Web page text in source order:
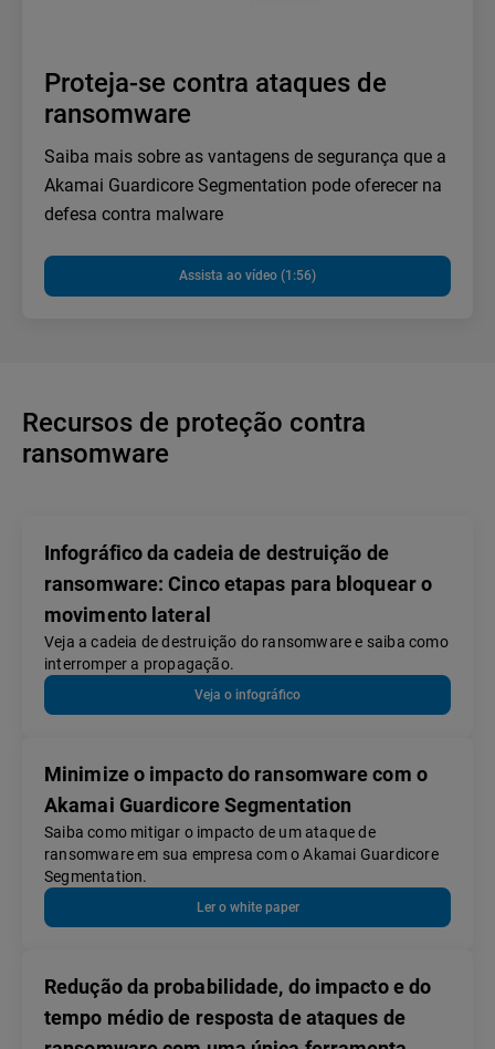
Proteja-se contra ataques de
ransomware
Saiba mais sobre as vantagens de segurança que a
Akamai Guardicore Segmentation pode oferecer na
defesa contra malware
Assista ao vídeo (1:56)
Recursos de proteção contra
ransomware
Infográfico da cadeia de destruição de
ransomware: Cinco etapas para bloquear o
movimento lateral
Veja a cadeia de destruição do ransomware e saiba como
interromper a propagação.
Veja o infográfico
Minimize o impacto do ransomware com o
Akamai Guardicore Segmentation
Saiba como mitigar o impacto de um ataque de
ransomware em sua empresa com o Akamai Guardicore
Segmentation.
Ler o white paper
Redução da probabilidade, do impacto e do
tempo médio de resposta de ataques de